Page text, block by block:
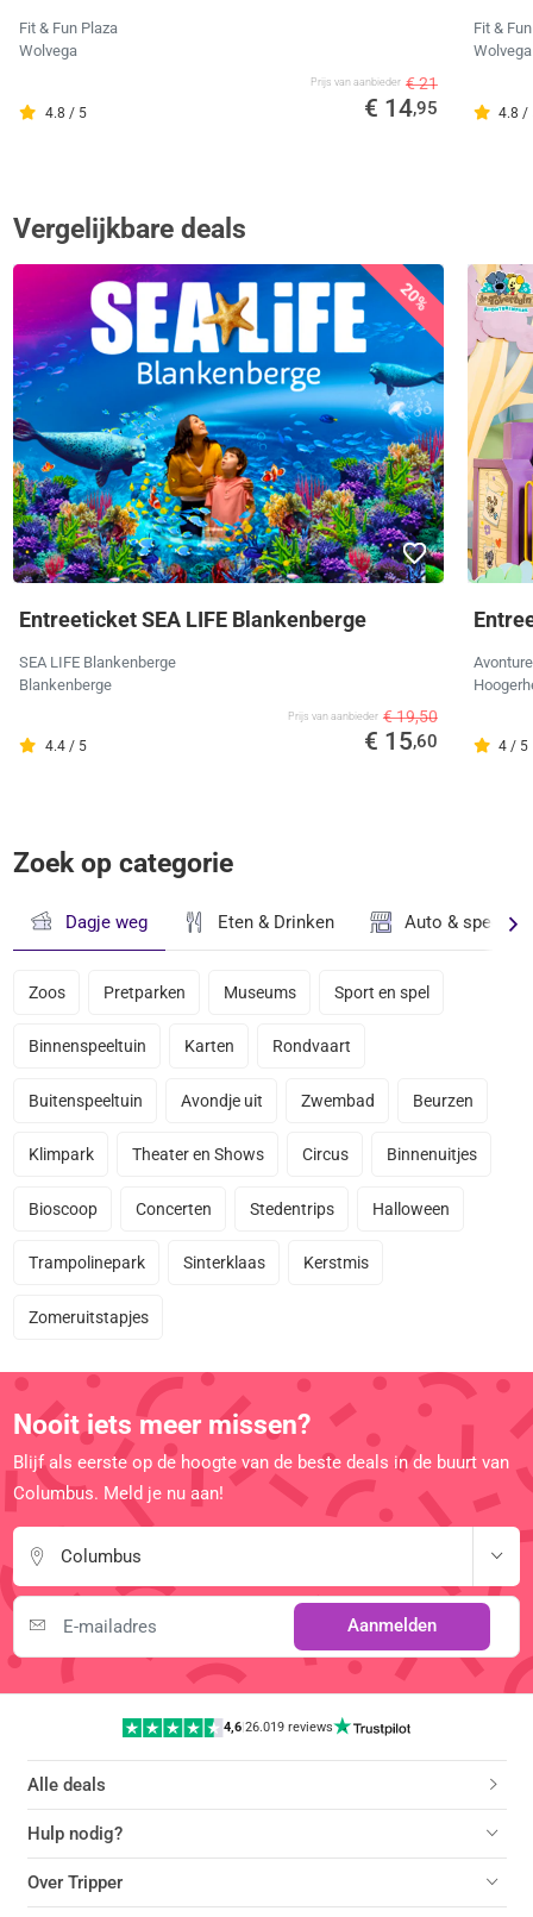
Fit & Fun Plaza
Wolvega
4.8 / 5
Prijs van aanbieder € 21
€ 14,95
Fit &
Wolvega
4.8 /
Vergelijkbare deals
20%
Entreeticket SEA LIFE Blankenberge
SEA LIFE Blankenberge
Blankenberge
4.4 / 5
Prijs van aanbieder € 19,50
€ 15,60 4 / 5
Zoek op categorie
Dagje weg Eten & Drinken Auto &
Zoos Pretparken Museums Sport en spel
Binnenspeeltuin Karten Rondvaart
Buitenspeeltuin Avondje uit Zwembad Beurzen
Klimpark Theater en Shows Circus Binnenuitjes
Bioscoop Concerten Stedentrips Halloween
Trampolinepark Sinterklaas Kerstmis
Zomeruitstapjes
Nooit iets meer missen?
Blijf als eerste op de hoogte van de beste deals in de buurt van
Columbus. Meld je nu aan!
Columbus
Aanmelden
4,6 |26.019 reviews
Alle deals
Hulp nodig?
Over Tripper